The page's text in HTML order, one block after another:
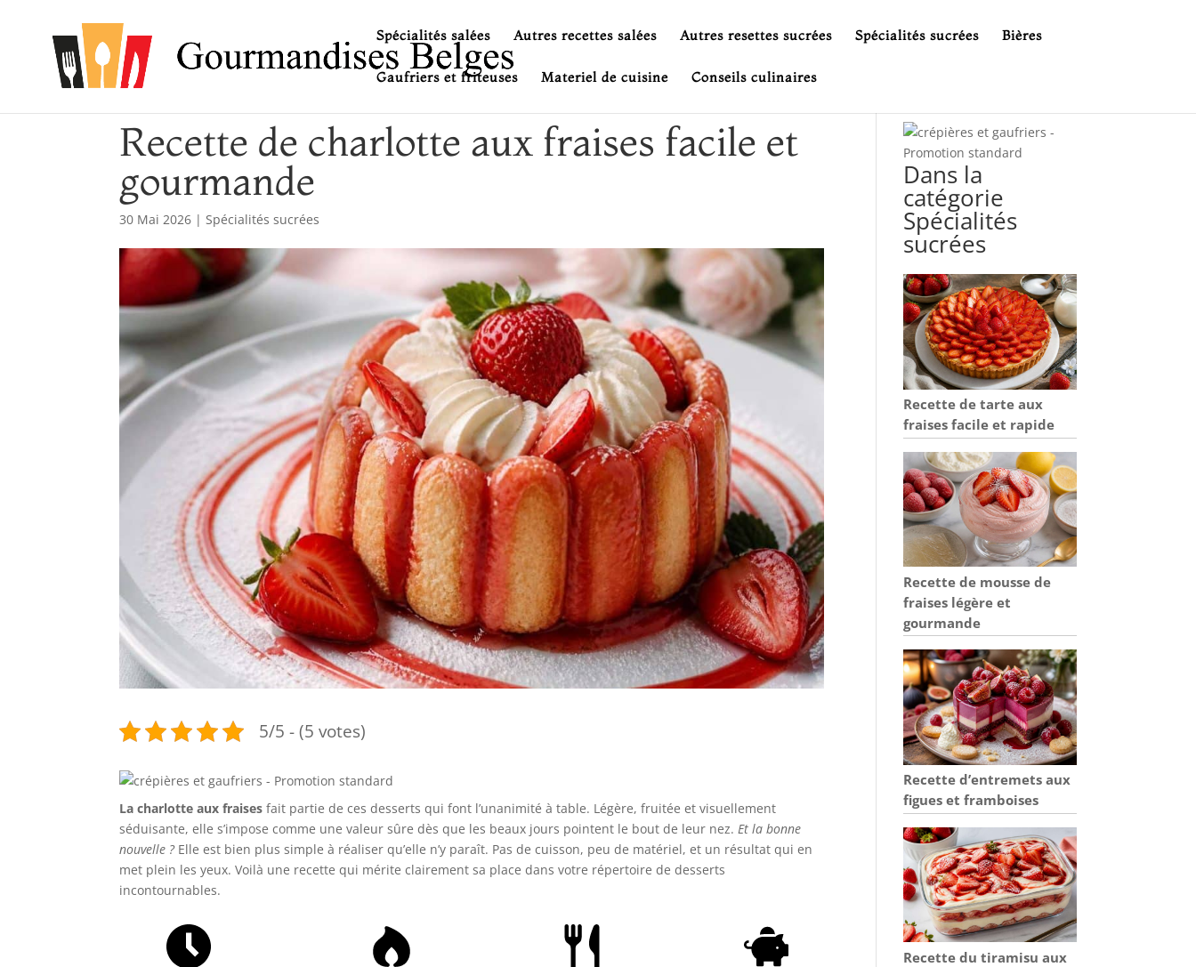
Spécialités salées Autres recettes salées Autres resettes sucrées Spécialités sucrées Bières
Gaufriers et friteuses Materiel de cuisine Conseils culinaires
Recette de charlotte aux fraises facile et
gourmande
30 Mai 2026 |Spécialités sucrées
5/5 - (5 votes)
La charlotte aux fraises fait partie de ces desserts qui font l’unanimité à table. Légère, fruitée et visuellement
séduisante, elle s’impose comme une valeur sûre dès que les beaux jours pointent le bout de leur nez. Et la bonne
nouvelle ?Elle est bien plus simple à réaliser qu’elle n’y paraît. Pas de cuisson, peu de matériel, et un résultat qui en
met plein les yeux. Voilà une recette qui mérite clairement sa place dans votre répertoire de desserts
incontournables.
Dans la
catégorie
Spécialités
sucrées
Recette de tarte aux
fraises facile et rapide
Recette de mousse de
fraises légère et
gourmande
Recette d’entremets aux
figues et framboises
Recette du tiramisu aux